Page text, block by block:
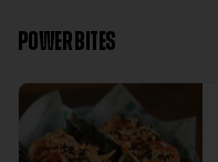
POWER BITES